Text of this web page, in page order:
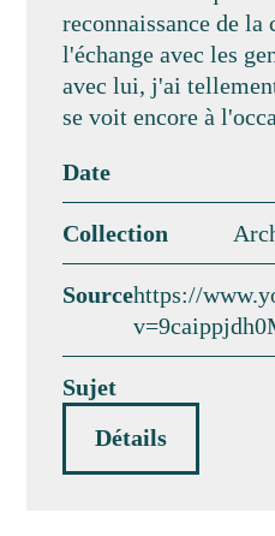
reconnaissance de la
l'échange avec les
avec lui, j'ai
se voit encore à
Date
Collection
Sourcehttps://
Sujet
Détails